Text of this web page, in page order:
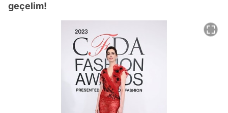
geçelim!